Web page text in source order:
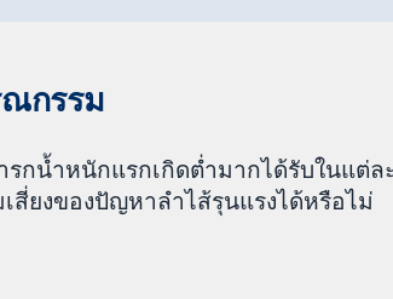
กรรม
กน้ำหนักแรกเกิดต่ำมากได้รับในแต่ล
ยงของปัญหาลำไส้รุนแรงได้หรือไม่